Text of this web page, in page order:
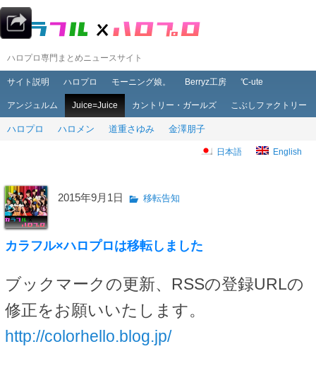
ハロプロ専門まとめニュースサイト
メインメニュー
メインコンテンツへ移動
サブコンテンツへ移動
サイト説明 ハロプロ モーニング娘。 Berryz工房 ℃-ute
アンジュルム Juice=Juice カントリー・ガールズ こぶしファクトリー
ハロプロ ハロメン 道重さゆみ 金澤朋子
日本語 English
2015年9月1日 移転告知
カラフル×ハロプロは移転しました
ブックマークの更新、RSSの登録URLの
修正をお願いいたします。
http://colorhello.blog.jp/